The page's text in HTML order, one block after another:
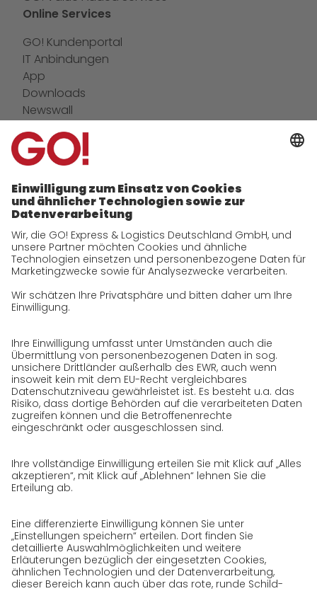
Online Services
GO! Kundenportal
IT Anbindungen
App
Downloads
Newswall
GO! Versandmaterial
Unternehmen
zukunftssichere Arbeitskultur bei GO!
Daten & Fakten
Historie
CSR
Qualität
Zertifizierungen
Referenzen
Auszeichnungen
Karriere
GO! als Arbeitgeber
Arbeitsbereiche
Offene Stellen
Initiativbewerbung bei GO!
Datenschutz
Datenschutzerklärung für Website
Datenschutzerklärung für GeschäftspartnerInnen
SendungsempfängerInnen
Datenschutzerklärung BewerberInnen
Datenschutzerklärung Webportal
Datenschutzerklärung Social Media
Datenschutzerklärung GO! App